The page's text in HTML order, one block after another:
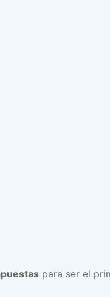
para ser el